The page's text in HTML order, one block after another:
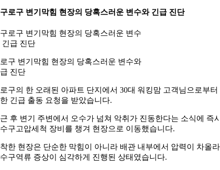
로구 변기막힘 현장의 당혹스러운 변수와 긴급 진단
구 변기막힘 현장의 당혹스러운 변수와
진단
구의 한 오래된 아파트 단지에서 30대 워킹맘 고객님으로부터
긴급 출동 요청을 받았습니다.
후 변기 주변에서 오수가 넘쳐 악취가 진동한다는 소식에 즉
구고압세척 장비를 챙겨 현장으로 이동했습니다.
한 현장은 단순한 막힘이 아니라 배관 내부에서 압력이 차올라
구역류 증상이 심각하게 진행된 상태였습니다.